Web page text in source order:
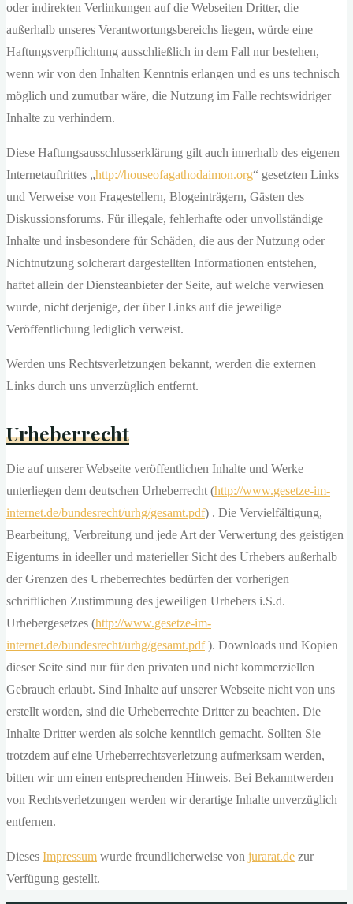
oder indirekten Verlinkungen auf die Webseiten Dritter, die
außerhalb unseres Verantwortungsbereichs liegen, würde eine
Haftungsverpflichtung ausschließlich in dem Fall nur bestehen,
wenn wir von den Inhalten Kenntnis erlangen und es uns technisch
möglich und zumutbar wäre, die Nutzung im Falle rechtswidriger
Inhalte zu verhindern.
Diese Haftungsausschlusserklärung gilt auch innerhalb des eigenen
Internetauftrittes „http://houseofagathodaimon.org“ gesetzten Links
und Verweise von Fragestellern, Blogeinträgern, Gästen des
Diskussionsforums. Für illegale, fehlerhafte oder unvollständige
Inhalte und insbesondere für Schäden, die aus der Nutzung oder
Nichtnutzung solcherart dargestellten Informationen entstehen,
haftet allein der Diensteanbieter der Seite, auf welche verwiesen
wurde, nicht derjenige, der über Links auf die jeweilige
Veröffentlichung lediglich verweist.
Werden uns Rechtsverletzungen bekannt, werden die externen
Links durch uns unverzüglich entfernt.
Urheberrecht
Die auf unserer Webseite veröffentlichen Inhalte und Werke
unterliegen dem deutschen Urheberrecht (http://www.gesetze-im-
internet.de/bundesrecht/urhg/gesamt.pdf) . Die Vervielfältigung,
Bearbeitung, Verbreitung und jede Art der Verwertung des geistigen
Eigentums in ideeller und materieller Sicht des Urhebers außerhalb
der Grenzen des Urheberrechtes bedürfen der vorherigen
schriftlichen Zustimmung des jeweiligen Urhebers i.S.d.
Urhebergesetzes (http://www.gesetze-im-
internet.de/bundesrecht/urhg/gesamt.pdf). Downloads und Kopien
dieser Seite sind nur für den privaten und nicht kommerziellen
Gebrauch erlaubt. Sind Inhalte auf unserer Webseite nicht von uns
erstellt worden, sind die Urheberrechte Dritter zu beachten. Die
Inhalte Dritter werden als solche kenntlich gemacht. Sollten Sie
trotzdem auf eine Urheberrechtsverletzung aufmerksam werden,
bitten wir um einen entsprechenden Hinweis. Bei Bekanntwerden
von Rechtsverletzungen werden wir derartige Inhalte unverzüglich
entfernen.
Dieses Impressum wurde freundlicherweise von jurarat.de zur
Verfügung gestellt.